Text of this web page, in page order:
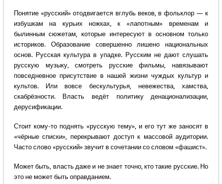
Понятие «русский» отодвигается вглубь веков, в фольклор — к
избушкам на курьих ножках, к «лапотным» временам и
былинным сюжетам, которые интересуют в основном только
историков. Образование совершенно лишено национальных
основ. Русская культура в упадке. Русским не дают слушать
русскую музыку, смотреть русские фильмы, навязывают
повседневное присутствие в нашей жизни чуждых культур и
культов. Или вовсе бескультурья, невежества, хамства,
скабрёзности. Власть ведёт политику денационализации,
дерусификации.
Стоит кому-то поднять «русскую тему», и его тут же заносят в
«чёрные списки», перекрывают доступ к массовой аудитории.
Часто слово «русский» звучит в сочетании со словом «фашист».
Может быть, власть даже и не знает точно, кто такие русские. Но
это не может быть оправданием.